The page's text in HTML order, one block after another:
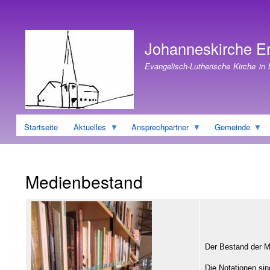
Johanneskirche
Evangelisch-Lutherische Kirche in
Startseite Aktuelles Ansprechpartner Gemeinde
Medienbestand
Der Bestand der
Die Notationen